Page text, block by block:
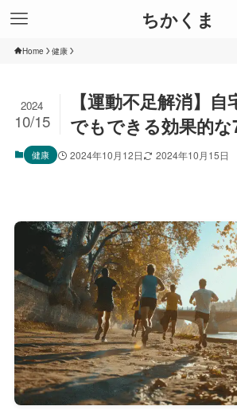
ちかくま
Home 健康
【運動不足解消】
でもできる効果的
2024
10/15
健康 2024年10月12日 2024年10月15日